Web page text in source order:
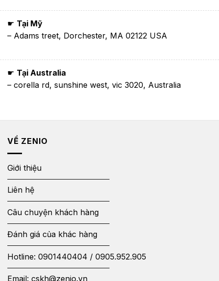
☛ Tại Mỹ
– Adams treet, Dorchester, MA 02122 USA
☛ Tại Australia
– corella rd, sunshine west, vic 3020, Australia
VỀ ZENIO
Giới thiệu
Liên hệ
Câu chuyện khách hàng
Đánh giá của khác hàng
Hotline: 0901440404 / 0905.952.905
Email: cskh@zenio.vn